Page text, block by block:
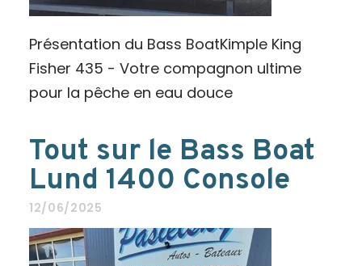
Présentation du Bass BoatKimple King
Fisher 435 - Votre compagnon ultime
pour la pêche en eau douce
Tout sur le Bass Boat
Lund 1400 Console
12/06/2025